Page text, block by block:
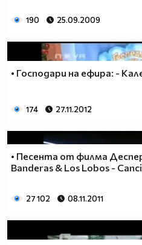
190 25.09.2009
• Господари на ефира: -
174 27.11.2012
• Песента от филма
Banderas & Los Lobos -
27 102 08.11.2011